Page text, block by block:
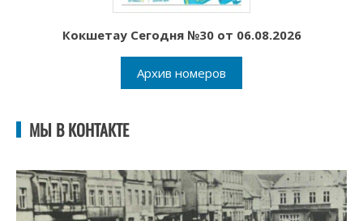
Кокшетау Сегодня №30 от 06.08.2026
Архив номеров
МЫ В КОНТАКТЕ